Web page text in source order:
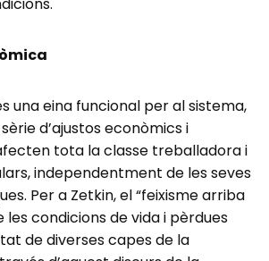
una eina funcional per al sistema,
d’ajustos econòmics i
tota la classe treballadora i
independentment de les seves
Per a Zetkin, el “feixisme arriba
les condicions de vida i pèrdues
de diverses capes de la